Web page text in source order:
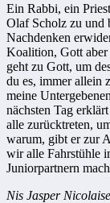
Ein Rabbi, ein
Olaf Scholz zu und
Nachdenken
Koalition, Gott aber
geht zu Gott, um
du es, immer allein
meine
nächsten Tag
alle zurücktreten,
warum, gibt er zur
wir alle Fahrstühle
Juniorpartnern
Nis Jasper